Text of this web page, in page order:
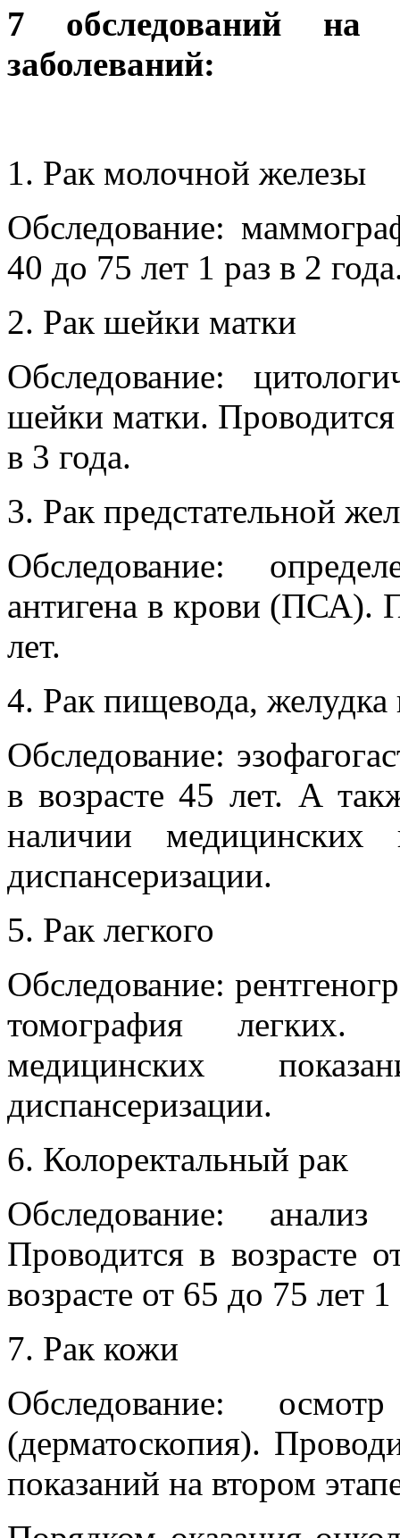
7 обследований на
заболеваний:
Рак молочной железы
Обследование:
40 до 75 лет 1 раз в 2
Рак шейки матки
Обследование:
шейки матки. Проводится
в 3 года.
Рак предстательной
Обследование:
антигена в крови (ПСА).
лет.
Рак пищевода,
Обследование:
в возрасте 45 лет. А
наличии медицинских
диспансеризации.
Рак легкого
Обследование:
томография
медицинских
диспансеризации.
Колоректальный рак
Обследование:
Проводится в возрасте
возрасте от 65 до 75 лет 1
Рак кожи
Обследование:
(дерматоскопия).
показаний на втором